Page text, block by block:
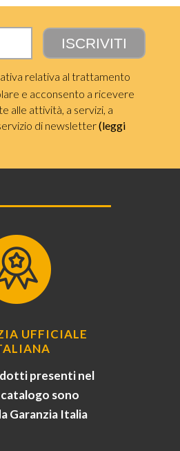
relativa al trattamento
e acconsento a ricevere
alle attività, a servizi, a
di newsletter(leggi
UFFICIALE
presenti nel
sono
Garanzia Italia